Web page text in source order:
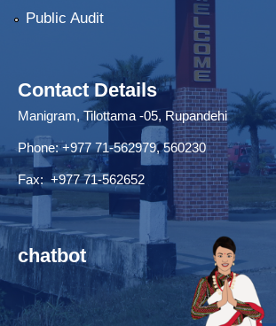
Public Audit
Contact Details
Manigram, Tilottama -05, Rupandehi
Phone: +977 71-562979, 560230
Fax: +977 71-562652
chatbot